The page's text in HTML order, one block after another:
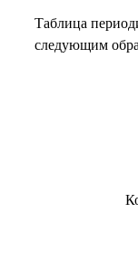
Таблица
следующим